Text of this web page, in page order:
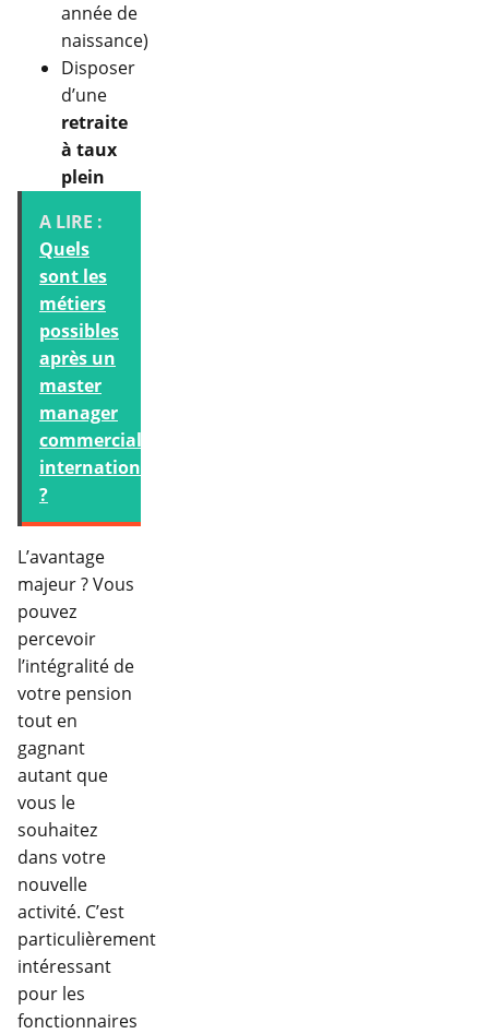
année de
naissance)
Disposer
d’une
retraite
à taux
plein
A LIRE :
Quels
sont les
métiers
possibles
après un
master
manager
commercial
international
?
L’avantage
majeur ? Vous
pouvez
percevoir
l’intégralité de
votre pension
tout en
gagnant
autant que
vous le
souhaitez
dans votre
nouvelle
activité. C’est
particulièrement
intéressant
pour les
fonctionnaires